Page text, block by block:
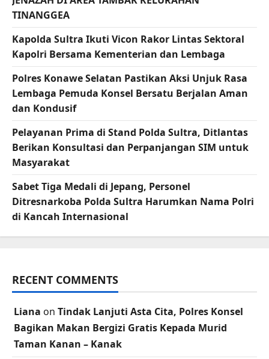
TINANGGEA
Kapolda Sultra Ikuti Vicon Rakor Lintas Sektoral
Kapolri Bersama Kementerian dan Lembaga
Polres Konawe Selatan Pastikan Aksi Unjuk Rasa
Lembaga Pemuda Konsel Bersatu Berjalan Aman
dan Kondusif
Pelayanan Prima di Stand Polda Sultra, Ditlantas
Berikan Konsultasi dan Perpanjangan SIM untuk
Masyarakat
Sabet Tiga Medali di Jepang, Personel
Ditresnarkoba Polda Sultra Harumkan Nama Polri
di Kancah Internasional
RECENT COMMENTS
Liana on Tindak Lanjuti Asta Cita, Polres Konsel
Bagikan Makan Bergizi Gratis Kepada Murid
Taman Kanan – Kanak